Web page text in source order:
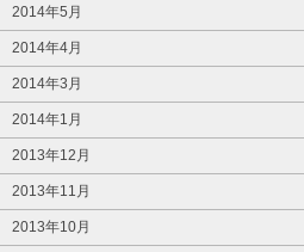
2014年5月
2014年4月
2014年3月
2014年1月
2013年12月
2013年11月
2013年10月